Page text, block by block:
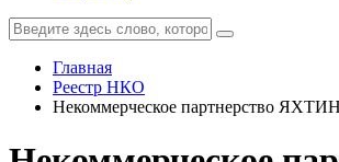
Главная
Реестр НКО
Некоммерческое партнерство